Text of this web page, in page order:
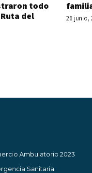
todo
del
26 junio,
Ambulatorio 2023
Sanitaria